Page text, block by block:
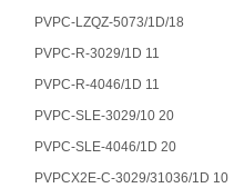
PVPC-LZQZ-5073/1D/18
PVPC-R-3029/1D 11
PVPC-R-4046/1D 11
PVPC-SLE-3029/10 20
PVPC-SLE-4046/1D 20
PVPCX2E-C-3029/31036/1D 10